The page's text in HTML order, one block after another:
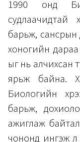
1990 онд
барьж, сансрын
хоногийн
ыг нь алчихсан
ярьж байна.
Биологийн
барьж,
ажиглаж
чононд ингэж л